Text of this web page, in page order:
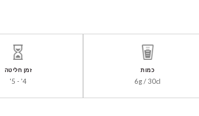
כמות
6g / 30cl
זמן חליטה
4' - 5'